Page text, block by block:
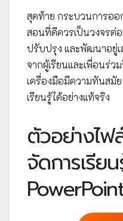
สุดท้าย กระบวนการออ
สอนที่ดีควรเป็นวงจรต่
ปรับปรุง และพัฒนาอยู่
จากผู้เรียนและเพื่อนร่ว
เครื่องมือมีความทันสมั
เรียนรู้ได้อย่างแท้จริง
ตัวอย่างไฟ
จัดการเรีย